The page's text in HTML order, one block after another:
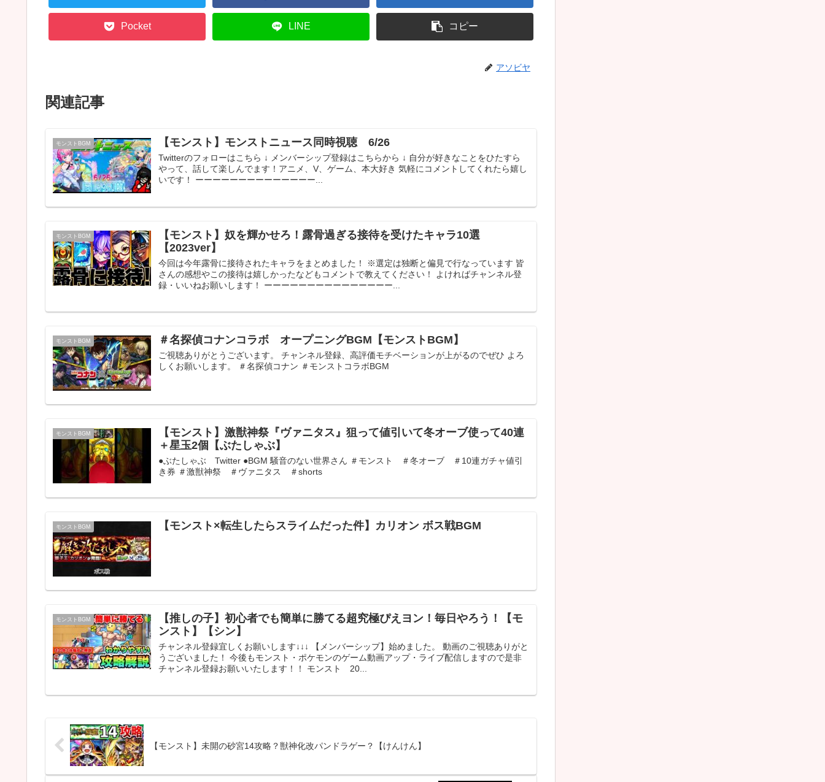
Pocket LINE コピー
アソビヤ
関連記事
モンストBGM 【モンスト】モンストニュース同時視聴 6/26
Twitterのフォローはこちら ↓ メンバーシップ登録はこちらから ↓ 自分が好きなことをひたすら
やって、話して楽しんでます！アニメ、V、ゲーム、本大好き 気軽にコメントしてくれたら嬉し
いです！ ーーーーーーーーーーーーーー...
モンストBGM
【モンスト】奴を輝かせろ！露骨過ぎる接待を受けたキャラ10選
【2023ver】
今回は今年露骨に接待されたキャラをまとめました！ ※選定は独断と偏見で行なっています 皆
さんの感想やこの接待は嬉しかったなどもコメントで教えてください！ よければチャンネル登
録・いいねお願いします！ ーーーーーーーーーーーーーーー...
モンストBGM ＃名探偵コナンコラボ オープニングBGM【モンストBGM】
ご視聴ありがとうございます。 チャンネル登録、高評価モチベーションが上がるのでぜひ よろ
しくお願いします。 ＃名探偵コナン ＃モンストコラボBGM
モンストBGM
【モンスト】激獣神祭『ヴァニタス』狙って値引いて冬オーブ使って40連
＋星玉2個【ぶたしゃぶ】
●ぶたしゃぶ Twitter ●BGM 騒音のない世界さん ＃モンスト ＃冬オーブ ＃10連ガチャ値引
き券 ＃激獣神祭 ＃ヴァニタス ＃shorts
モンストBGM 【モンスト×転生したらスライムだった件】カリオン ボス戦BGM
モンストBGM
【推しの子】初心者でも簡単に勝てる超究極ぴえヨン！毎日やろう！【モ
ンスト】【シン】
チャンネル登録宜しくお願いします↓↓↓ 【メンバーシップ】始めました。 動画のご視聴ありがと
うございました！ 今後もモンスト・ポケモンのゲーム動画アップ・ライブ配信しますので是非
チャンネル登録お願いいたします！！ モンスト 20...
【モンスト】未開の砂宮14攻略？獣神化改パンドラゲー？【けんけん】